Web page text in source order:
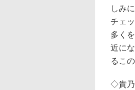
しみ
チェ
多く
近に
るこ
◇貴乃